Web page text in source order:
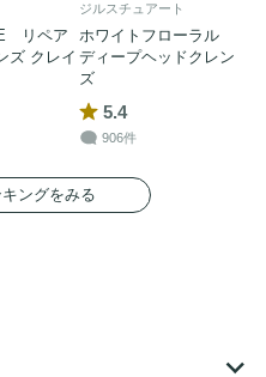
リペア
ズ クレイ
ジルスチュアート
ホワイトフローラル
ディープヘッドクレン
ズ
5.4
906件
ングをみる